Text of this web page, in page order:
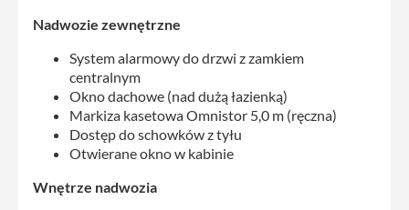
Nadwozie zewnętrzne
System alarmowy do drzwi z zamkiem
centralnym
Okno dachowe (nad dużą łazienką)
Markiza kasetowa Omnistor 5,0 m (ręczna)
Dostęp do schowków z tyłu
Otwierane okno w kabinie
Wnętrze nadwozia